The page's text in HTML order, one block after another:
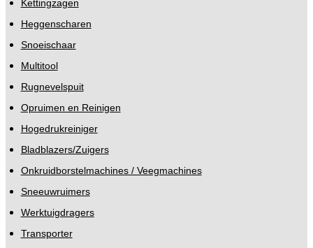
Kettingzagen
Heggenscharen
Snoeischaar
Multitool
Rugnevelspuit
Opruimen en Reinigen
Hogedrukreiniger
Bladblazers/Zuigers
Onkruidborstelmachines / Veegmachines
Sneeuwruimers
Werktuigdragers
Transporter